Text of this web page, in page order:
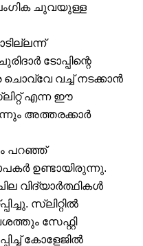
ചുവയുള്ള
ടോപ്പിന്റെ
വച്ച് നടക്കാൻ
എന്ന ഈ
അത്തരക്കാർ
പറഞ്ഞ്
ഉണ്ടായിരുന്നു.
വിദ്യാർത്ഥികൾ
സ്ലിറ്റിൽ
സേഫ്റ്റി
കോളേജിൽ